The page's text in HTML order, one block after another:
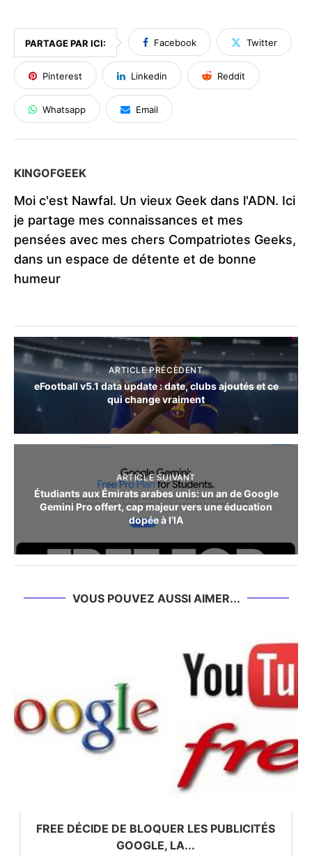
PARTAGE PAR ICI: Facebook Twitter
Pinterest Linkedin Reddit
Whatsapp Email
KINGOFGEEK
Moi c'est Nawfal. Un vieux Geek dans l'ADN. Ici
je partage mes connaissances et mes
pensées avec mes chers Compatriotes Geeks,
dans un espace de détente et de bonne
humeur
ARTICLE PRÉCÈDENT
eFootball v5.1 data update : date, clubs ajoutés et ce
qui change vraiment
ARTICLE SUIVANT
Étudiants aux Émirats arabes unis: un an de Google
Gemini Pro offert, cap majeur vers une éducation
dopée à l’IA
VOUS POUVEZ AUSSI AIMER...
FREE DÉCIDE DE BLOQUER LES PUBLICITÉS
GOOGLE, LA...